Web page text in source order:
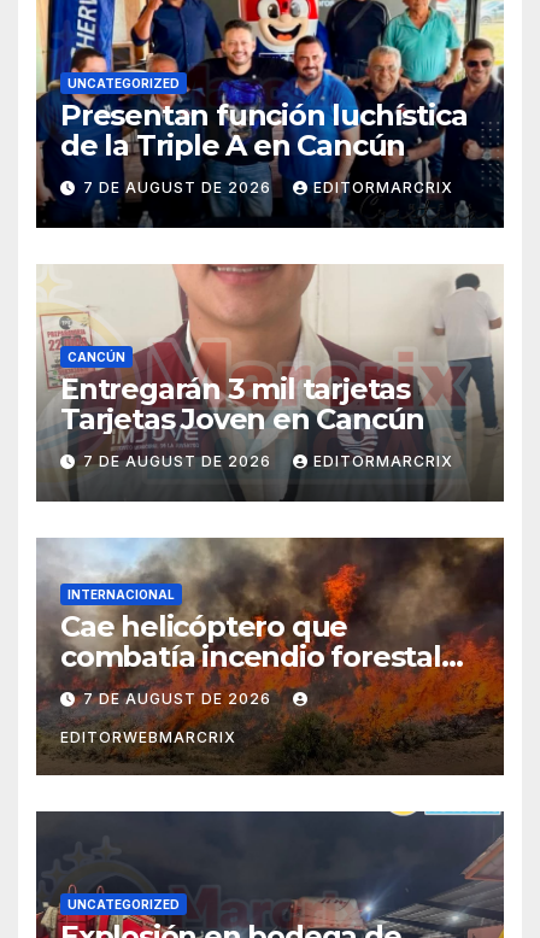
UNCATEGORIZED
Presentan función luchística
de la Triple A en Cancún
7 DE AUGUST DE 2026 EDITORMARCRIX
CANCÚN
Entregarán 3 mil tarjetas
Tarjetas Joven en Cancún
7 DE AUGUST DE 2026 EDITORMARCRIX
INTERNACIONAL
Cae helicóptero que
combatía incendio forestal
en Utah
7 DE AUGUST DE 2026
EDITORWEBMARCRIX
UNCATEGORIZED